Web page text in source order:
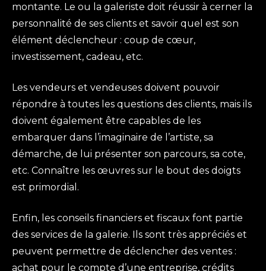
montante. Le ou la galeriste doit réussir à cerner la
personnalité de ses clients et savoir quel est son
élément déclencheur : coup de cœur,
investissement, cadeau, etc.
Les vendeurs et vendeuses doivent pouvoir
répondre à toutes les questions des clients, mais ils
doivent également être capables de les
embarquer dans l’imaginaire de l’artiste, sa
démarche, de lui présenter son parcours, sa cote,
etc. Connaître les œuvres sur le bout des doigts
est primordial.
Enfin, les conseils financiers et fiscaux font partie
des services de la galerie. Ils sont très appréciés et
peuvent permettre de déclencher des ventes :
achat pour le compte d’une entreprise, crédits